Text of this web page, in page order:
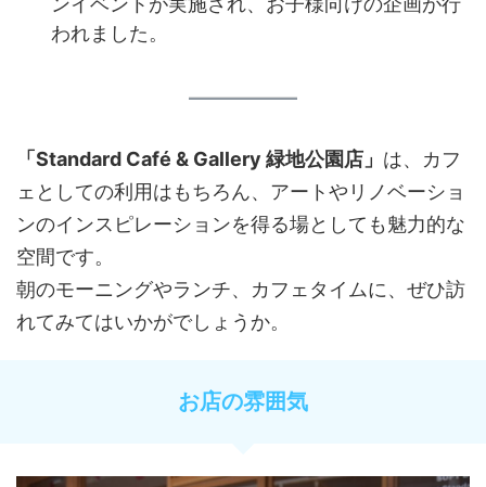
われました。
「Standard Café & Gallery 緑地公園店」 は、カフ
ェとしての利用はもちろん、アートやリノベーショ
ンのインスピレーションを得る場としても魅力的な
空間です。
​朝のモーニングやランチ、カフェタイムに、ぜひ訪
れてみてはいかがでしょうか。​
お店の雰囲気